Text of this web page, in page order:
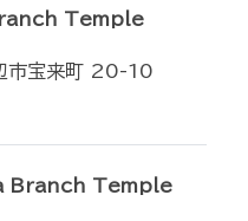
Temple
市宝来町 20-10
Branch Temple